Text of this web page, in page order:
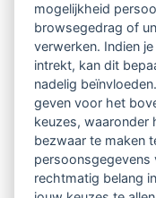
Vindbaar
Tijdschrift
Lid worden van
mogelijkheid
browsegedrag of
verwerken. Indien
intrekt, kan dit
nadelig
geven voor het
keuzes, waaronder
bezwaar te maken
persoonsgegevens
rechtmatig belang